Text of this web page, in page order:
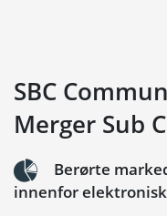
SBC
Merger Sub
Berørte
innenfor